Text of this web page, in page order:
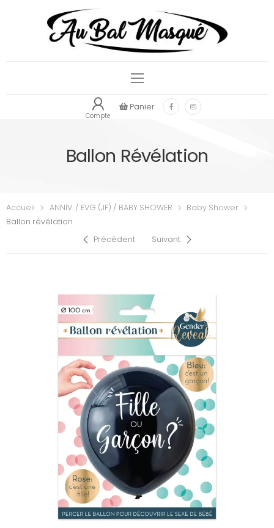
Compte
Panier
Ballon Révélation
Accueil ANNIV. / EVG (JF) / BABY SHOWER
Baby Shower
Ballon révélation
Précédent
Suivant